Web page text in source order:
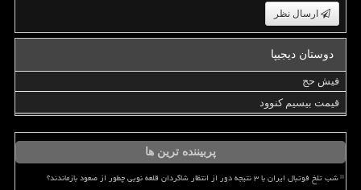
ارسال نظر
دوستان دیجیپا
فیش حج
قیمت بیسیم کنوود
پربیننده ترین ها
شب تلخ فوتبال ایران با ۳ نتیجه دور از انتظار شاگردان قلعه نویی چطور از صعود بازماندند؟